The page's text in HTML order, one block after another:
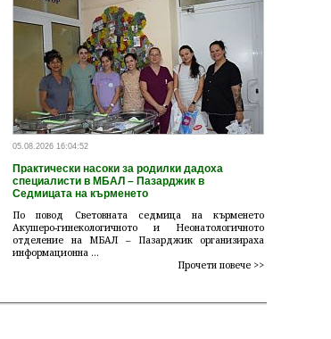
МЗ: Работещи структури в
здравен контрол няма да се
Предстоящата реформа в системата на държавния
закриване на работещи структури. Променя се
модел на организация, като всички специализирани
експертният персонал се запазват. Това
здравеопазването във връзка с ...
05.08.2026 16:04:52
Практически насоки за родилки дадоха
специалисти в МБАЛ – Пазарджик в
Седмицата на кърменето
По повод Световната седмица на кърменето
Акушеро-гинекологичното и Неонатологичното
отделение на МБАЛ – Пазарджик организираха
информационна ...
Прочети повече >>